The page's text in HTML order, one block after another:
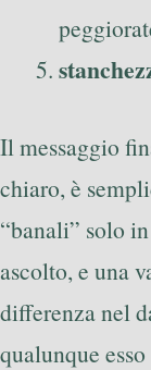
Il messaggio
chiaro, è
“banali” solo
ascolto, e una
differenza nel
qualunque esso